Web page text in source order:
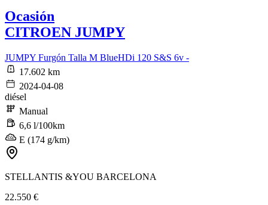
Ocasión
CITROEN JUMPY
JUMPY Furgón Talla M BlueHDi 120 S&S 6v -
17.602 km
2024-04-08
diésel
Manual
6,6 l/100km
E (174 g/km)
STELLANTIS &YOU BARCELONA
22.550 €